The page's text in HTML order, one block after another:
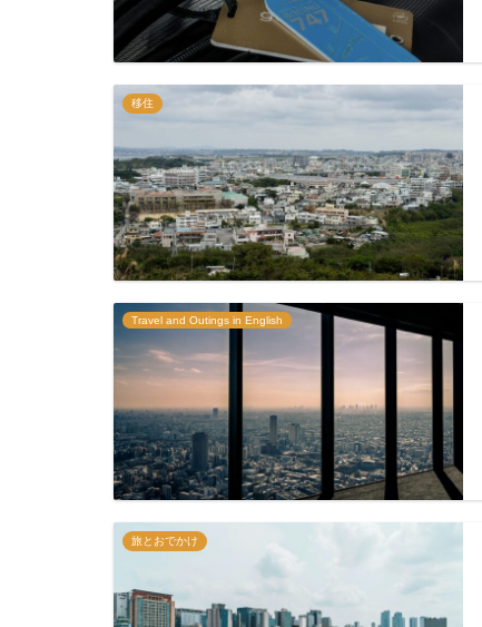
移住
Travel and Outings in English
旅とおでかけ